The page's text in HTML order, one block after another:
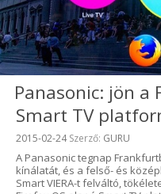
Panasonic: jön a
Smart TV
Beküldve:
2015-02-24Szerző: GURU
A Panasonic tegnap
kínálatát, és a felső- és
Smart VIERA-t felváltó,